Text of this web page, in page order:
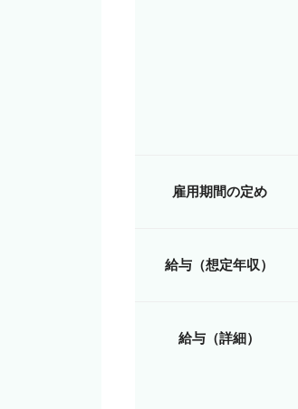
雇用期間の定め
給与（想定年収）
給与（詳細）